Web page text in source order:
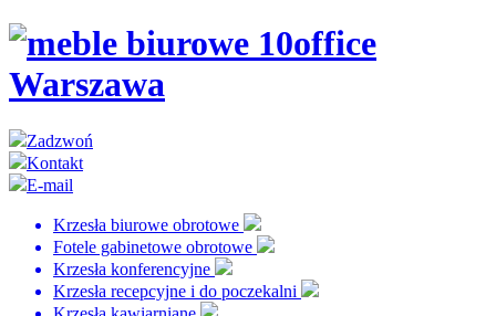
Zadzwoń
Kontakt
E-mail
Krzesła biurowe obrotowe
Fotele gabinetowe obrotowe
Krzesła konferencyjne
Krzesła recepcyjne i do poczekalni